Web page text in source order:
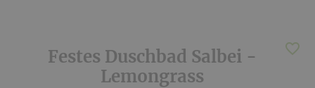
Festes Duschbad Salbei -
Lemongrass